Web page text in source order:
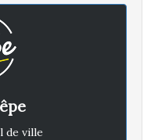
2019
de ville